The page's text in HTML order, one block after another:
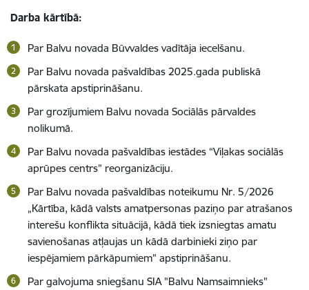
Darba kārtībā:
Par Balvu novada Būvvaldes vadītāja iecelšanu.
Par Balvu novada pašvaldības 2025.gada publiskā
pārskata apstiprināšanu.
Par grozījumiem Balvu novada Sociālās pārvaldes
nolikumā.
Par Balvu novada pašvaldības iestādes “Viļakas sociālās
aprūpes centrs” reorganizāciju.
Par Balvu novada pašvaldības noteikumu Nr. 5/2026
„Kārtība, kādā valsts amatpersonas paziņo par atrašanos
interešu konflikta situācijā, kādā tiek izsniegtas amatu
savienošanas atļaujas un kādā darbinieki ziņo par
iespējamiem pārkāpumiem” apstiprināšanu.
Par galvojuma sniegšanu SIA "Balvu Namsaimnieks"